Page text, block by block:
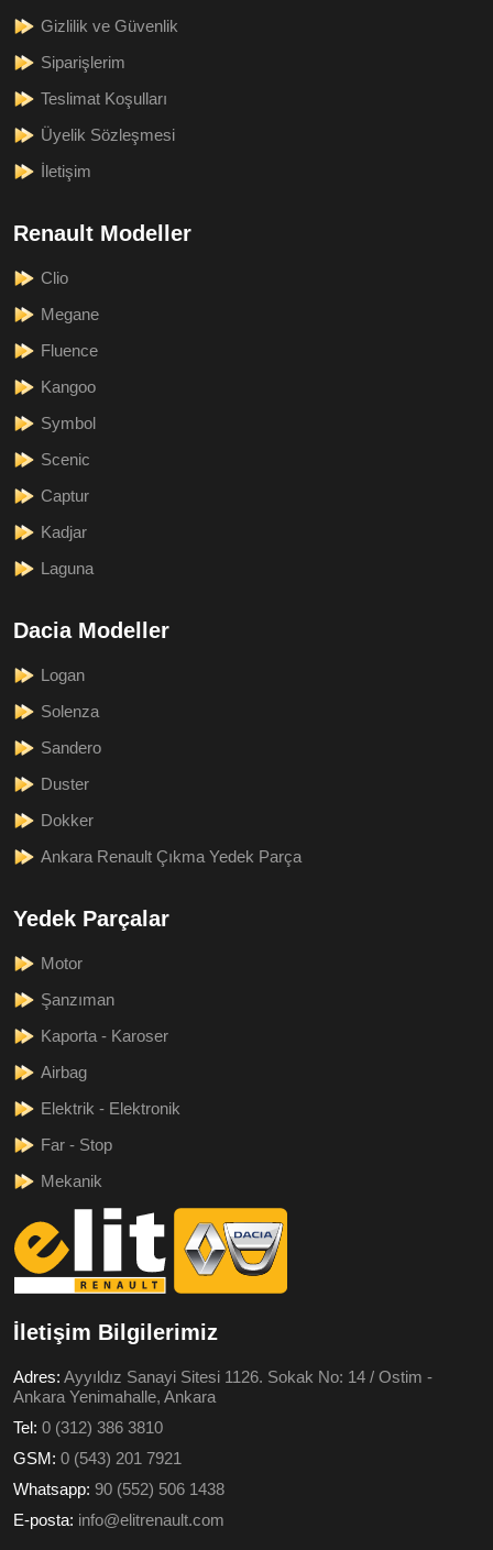
Gizlilik ve Güvenlik
Siparişlerim
Teslimat Koşulları
Üyelik Sözleşmesi
İletişim
Renault Modeller
Clio
Megane
Fluence
Kangoo
Symbol
Scenic
Captur
Kadjar
Laguna
Dacia Modeller
Logan
Solenza
Sandero
Duster
Dokker
Ankara Renault Çıkma Yedek Parça
Yedek Parçalar
Motor
Şanzıman
Kaporta - Karoser
Airbag
Elektrik - Elektronik
Far - Stop
Mekanik
İletişim Bilgilerimiz
Adres: Ayyıldız Sanayi Sitesi 1126. Sokak No: 14 / Ostim -
Ankara Yenimahalle, Ankara
Tel: 0 (312) 386 3810
GSM: 0 (543) 201 7921
Whatsapp: 90 (552) 506 1438
E-posta: info@elitrenault.com